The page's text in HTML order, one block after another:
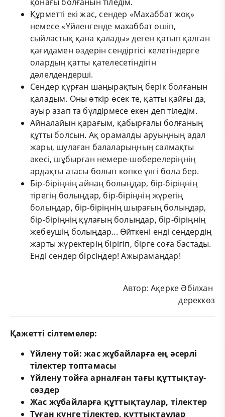
Құрметті екі жас, сендер «Махаббат жоқ»
немесе «Үйленгенде махаббат өшіп,
сыйластық қана қалады» деген қатып қалған
қағидамен өздерін сендіргісі келетіндерге
олардың қатты қателесетіндігін
дәлелдеңдерші.
Сендер құрған шаңырақтың берік болғанын
қаладым. Оны өткір өсек те, қатты қайғы да,
ауыр азап та бүлдірмесе екен деп тіледім.
Айналайын қарағым, қабырғалы болғаның
құтты болсын. Ақ орамалды аруыңның адал
жары, шулаған балаларыңның салмақты
әкесі, шұбырған немере-шөберелеріңнің
ардақты атасы болып көпке үлгі бола бер.
Бір-біріңнің айнаң болыңдар, бір-біріңнің
тірегің болыңдар, бір-біріңнің жүрегің
болыңдар, бір-біріңнің шырағың болыңдар,
бір-біріңнің құлағың болыңдар, бір-біріңнің
жебеушің болыңдар... Өйткені енді сендердің
жарты жүректерің бірігіп, бірге соға бастады.
Енді сендер бірсіңдер! Ажырамаңдар!
Автор: Ақерке Әбілхан
дереккөз
Қажетті сілтемелер:
Үйлену той: жас жұбайларға ең әсерлі
тілектер топтамасы
Үйлену тойға арналған тағы құттықтау-
сөздер
Жас жұбайларға құттықтаулар, тілектер
Туған күнге тілектер, құттықтаулар